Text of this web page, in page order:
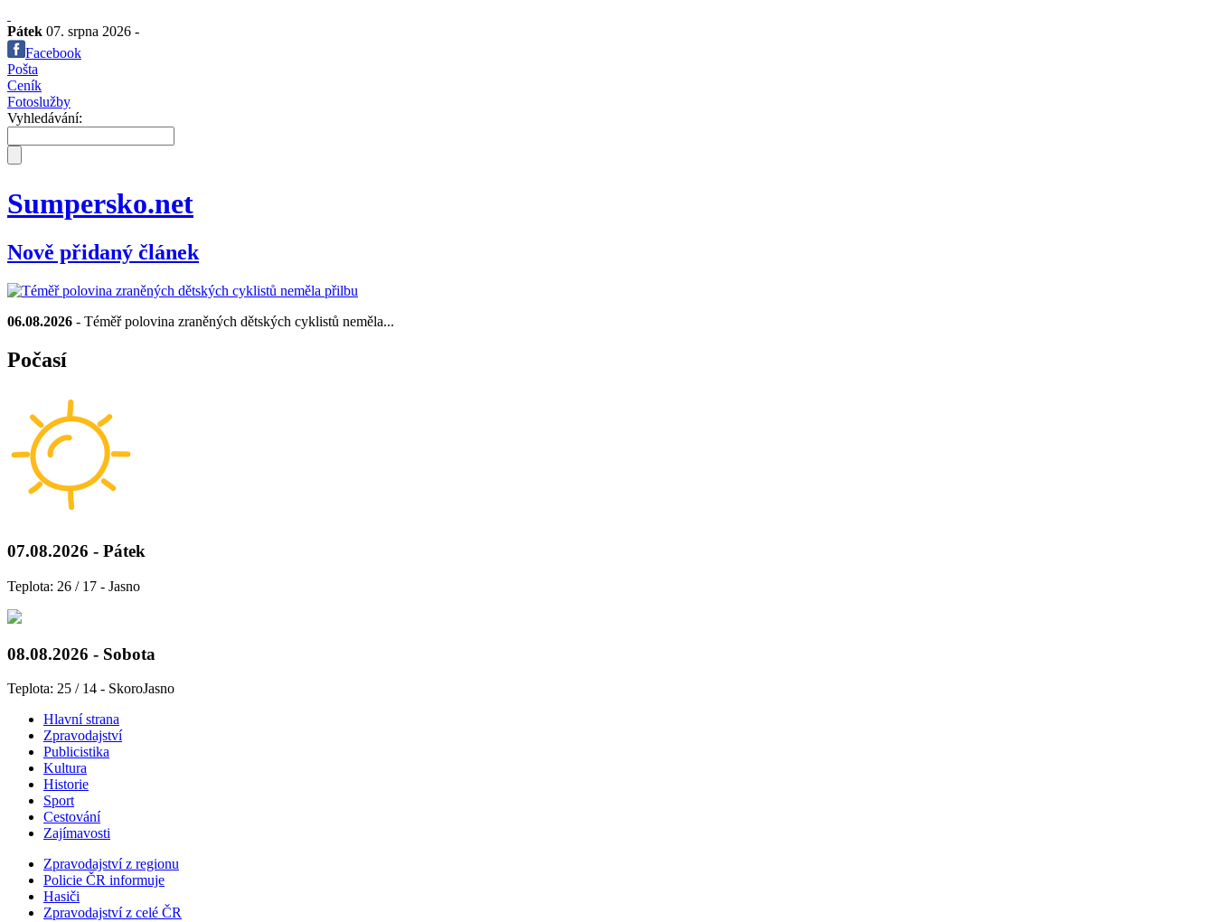
Pátek 07. srpna 2026 -
Facebook
Pošta
Ceník
Fotoslužby
Vyhledávání:
Sumpersko.net
Nově přidaný článek
06.08.2026 - Téměř polovina zraněných dětských cyklistů neměla...
Počasí
07.08.2026 - Pátek
Teplota: 26 / 17 - Jasno
08.08.2026 - Sobota
Teplota: 25 / 14 - SkoroJasno
Hlavní strana
Zpravodajství
Publicistika
Kultura
Historie
Sport
Cestování
Zajímavosti
Zpravodajství z regionu
Policie ČR informuje
Hasiči
Zpravodajství z celé ČR